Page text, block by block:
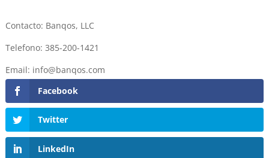
Contacto: Banqos, LLC
Telefono: 385-200-1421
Email: info@banqos.com
Facebook
Twitter
LinkedIn